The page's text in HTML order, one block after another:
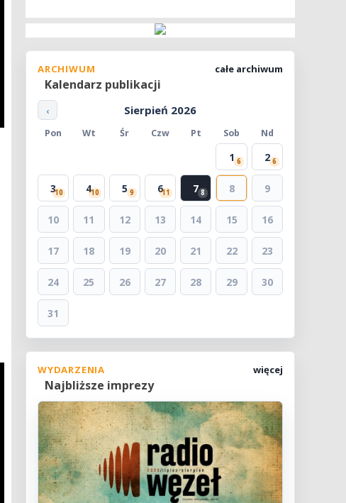
ARCHIWUM
Kalendarz publikacji
całe archiwum
‹ Sierpień 2026
Pon Wt Śr Czw Pt Sob Nd
1 6 2 6
310 410 5 9 611 7 8 8 9
10 11 12 13 14 15 16
17 18 19 20 21 22 23
24 25 26 27 28 29 30
31
WYDARZENIA
Najbliższe imprezy
więcej